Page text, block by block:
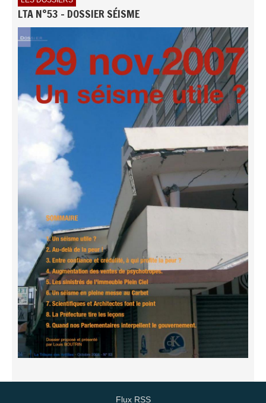
LTA N°53 - DOSSIER SÉISME
Flux RSS